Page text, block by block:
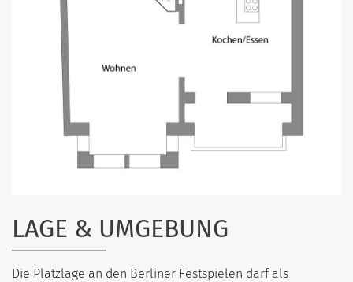
LAGE & UMGEBUNG
Die Platzlage an den Berliner Festspielen darf als